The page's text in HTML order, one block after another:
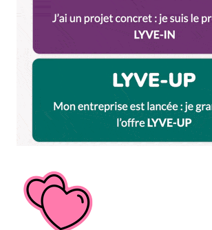
Ah oui, on pourrait mettre des
7 juin 2012 à 15 h 40 min
http://www.youtube.com/
César V
7 juin 2012 à 13 h 42 min
Répondre